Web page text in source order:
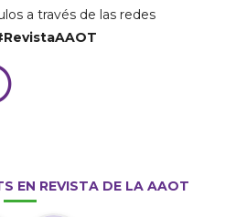
a través de las redes
EN REVISTA DE LA AAOT